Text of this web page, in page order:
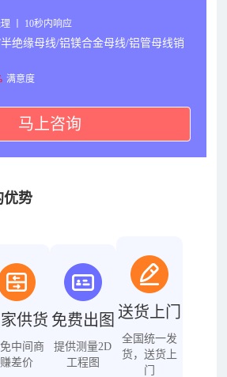
丨 10秒内响应
绝缘母线/铝镁合金母线/铝管母线销
满意度
马上咨询
优势
供货
中间商
赚差价
免费出图
提供测量2D
工程图
送货上门
全国统一发
货，送货上
门